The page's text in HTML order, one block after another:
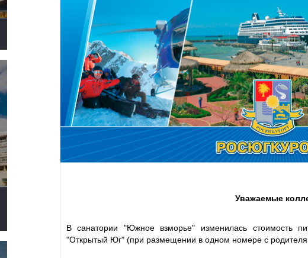
Уважаемые
В санатории "Южное взморье" изменилась стоимость
"Открытый Юг" (при размещении в одном номере с